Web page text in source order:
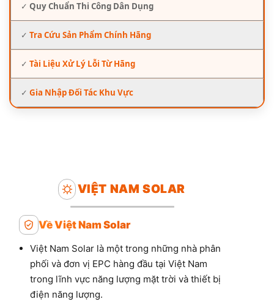
✓ Quy Chuẩn Thi Công Dân Dụng
✓ Tra Cứu Sản Phẩm Chính Hãng
✓ Tài Liệu Xử Lý Lỗi Từ Hãng
✓ Gia Nhập Đối Tác Khu Vực
VIỆT NAM SOLAR
Về Việt Nam Solar
Việt Nam Solar là một trong những nhà phân
phối và đơn vị EPC hàng đầu tại Việt Nam
trong lĩnh vực năng lượng mặt trời và thiết bị
điện năng lượng.